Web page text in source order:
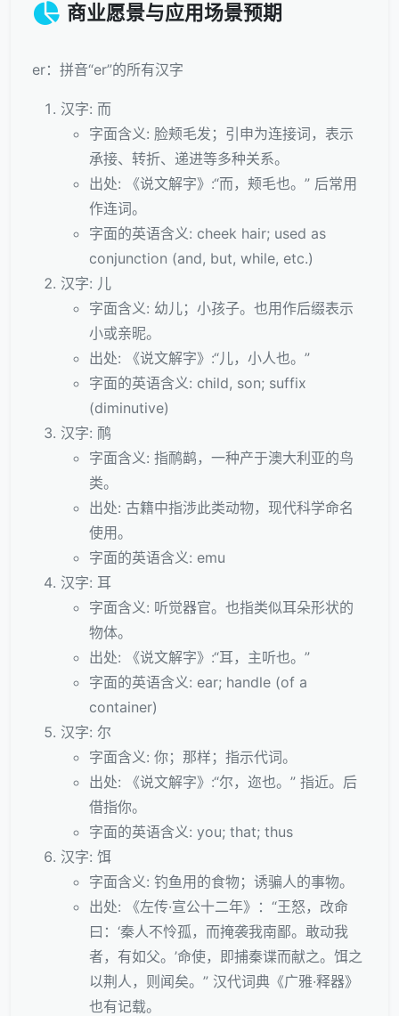
商业愿景与应用场景预期
er：拼音“er”的所有汉字
汉字: 而
字面含义: 脸颊毛发；引申为连接词，表示
承接、转折、递进等多种关系。
出处: 《说文解字》:“而，颊毛也。” 后常用
作连词。
字面的英语含义: cheek hair; used as
conjunction (and, but, while, etc.)
汉字: 儿
字面含义: 幼儿；小孩子。也用作后缀表示
小或亲昵。
出处: 《说文解字》:“儿，小人也。”
字面的英语含义: child, son; suffix
(diminutive)
汉字: 鸸
字面含义: 指鸸鹋，一种产于澳大利亚的鸟
类。
出处: 古籍中指涉此类动物，现代科学命名
使用。
字面的英语含义: emu
汉字: 耳
字面含义: 听觉器官。也指类似耳朵形状的
物体。
出处: 《说文解字》:“耳，主听也。”
字面的英语含义: ear; handle (of a
container)
汉字: 尔
字面含义: 你；那样；指示代词。
出处: 《说文解字》:“尔，迩也。” 指近。后
借指你。
字面的英语含义: you; that; thus
汉字: 饵
字面含义: 钓鱼用的食物；诱骗人的事物。
出处: 《左传·宣公十二年》：“王怒，改命
曰：‘秦人不怜孤，而掩袭我南鄙。敢动我
者，有如父。’命使，即捕秦谍而献之。饵之
以荆人，则闻矣。” 汉代词典《广雅·释器》
也有记载。